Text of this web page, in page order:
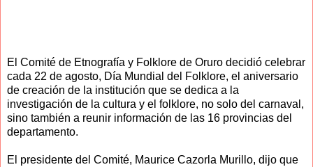
El Comité de Etnografía y Folklore de Oruro decidió celebrar
cada 22 de agosto, Día Mundial del Folklore, el aniversario
de creación de la institución que se dedica a la
investigación de la cultura y el folklore, no solo del carnaval,
sino también a reunir información de las 16 provincias del
departamento.
El presidente del Comité, Maurice Cazorla Murillo, dijo que